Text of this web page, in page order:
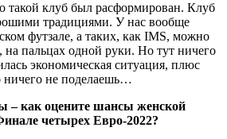
такой клуб был расформирован. Клуб
традициями. У нас вообще
футзале, а таких, как IMS, можно
на пальцах одной руки. Но тут ничего
экономическая ситуация, плюс
ничего не поделаешь…
– как оцените шансы женской
четырех Евро-2022?